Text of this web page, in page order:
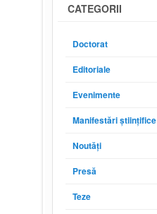
CATEGORII
Doctorat
Editoriale
Evenimente
Manifestări științifice
Noutăți
Presă
Teze